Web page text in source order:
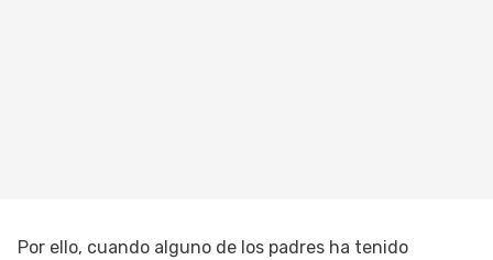
Por ello, cuando alguno de los padres ha tenido